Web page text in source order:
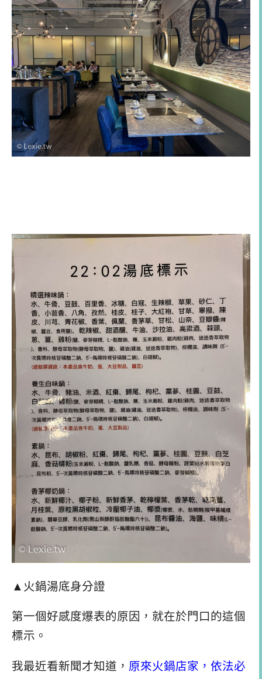
▲火鍋湯底身分證
第一個好感度爆表的原因，就在於門口的這個
標示。
我最近看新聞才知道， 原來火鍋店家，依法必